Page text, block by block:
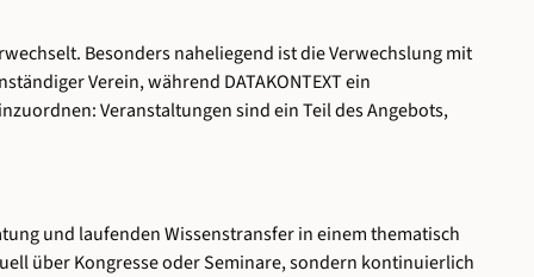
Besonders naheliegend ist die Verwechslung mit
Verein, während DATAKONTEXT ein
Veranstaltungen sind ein Teil des Angebots,
und laufenden Wissenstransfer in einem thematisch
über Kongresse oder Seminare, sondern kontinuierlich